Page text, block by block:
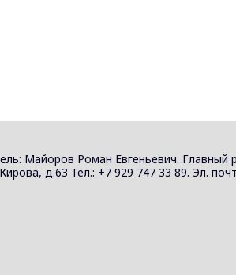
Майоров Роман Евгеньевич.
д.63 Тел.: +7 929 747 33 89. Эл.